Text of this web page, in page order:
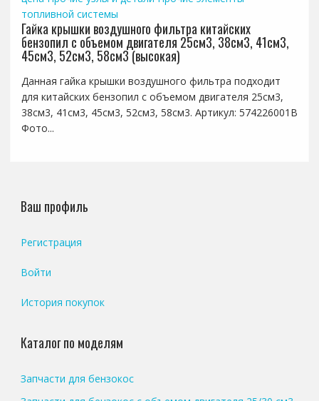
топливной системы
Гайка крышки воздушного фильтра китайских
бензопил с объемом двигателя 25см3, 38см3, 41см3,
45см3, 52см3, 58см3 (высокая)
Данная гайка крышки воздушного фильтра подходит
для китайских бензопил с объемом двигателя 25см3,
38см3, 41см3, 45см3, 52см3, 58см3. Артикул: 574226001B
Фото...
Ваш профиль
Регистрация
Войти
История покупок
Каталог по моделям
Запчасти для бензокос